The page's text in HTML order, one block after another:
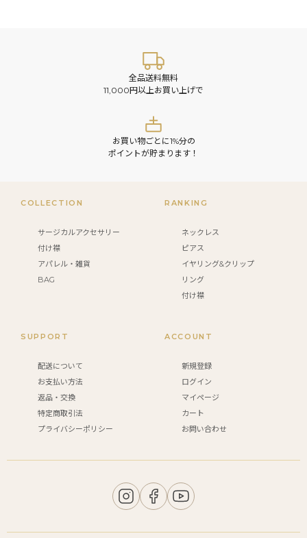
全品送料無料
11,000円以上お買い上げで
お買い物ごとに1%分の
ポイントが貯まります！
COLLECTION
サージカルアクセサリー
付け襟
アパレル・雑貨
BAG
RANKING
ネックレス
ピアス
イヤリング&クリップ
リング
付け襟
SUPPORT
配送について
お支払い方法
返品・交換
特定商取引法
プライバシーポリシー
ACCOUNT
新規登録
ログイン
マイページ
カート
お問い合わせ